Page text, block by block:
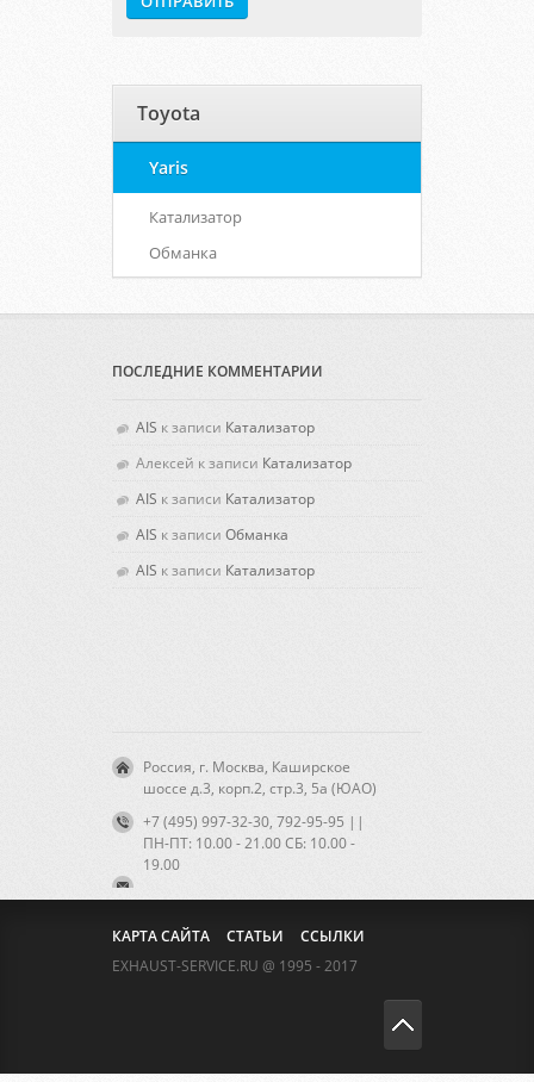
Toyota
Yaris
Катализатор
Обманка
ПОСЛЕДНИЕ КОММЕНТАРИИ
AIS к записи Катализатор
Алексей к записи Катализатор
AIS к записи Катализатор
AIS к записи Обманка
AIS к записи Катализатор
Россия, г. Москва, Каширское
шоссе д.3, корп.2, стр.3, 5а (ЮАО)
+7 (495) 997-32-30, 792-95-95 ||
ПН-ПТ: 10.00 - 21.00 CБ: 10.00 -
19.00
КАРТА САЙТА СТАТЬИ
ССЫЛКИ
EXHAUST-SERVICE.RU @ 1995 - 2017